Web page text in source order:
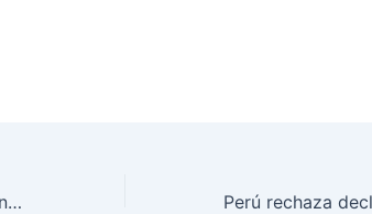
“Un día como cualquier otro”: una comedia que rompe la rutina llega al Teatro Julieta.